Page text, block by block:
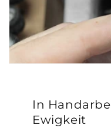
In
Ewigkeit